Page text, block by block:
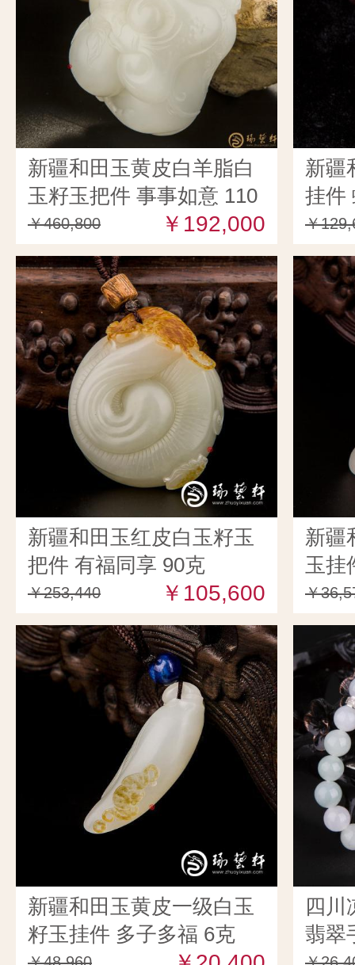
新疆和田玉黄皮白羊脂白
玉籽玉把件 事事如意 110
克
￥460,800 ￥192,000
新疆
挂件
￥
新疆和田玉红皮白玉籽玉
把件 有福同享 90克
￥253,440 ￥105,600
新疆
玉挂
￥
新疆和田玉黄皮一级白玉
籽玉挂件 多子多福 6克
四川
翡翠